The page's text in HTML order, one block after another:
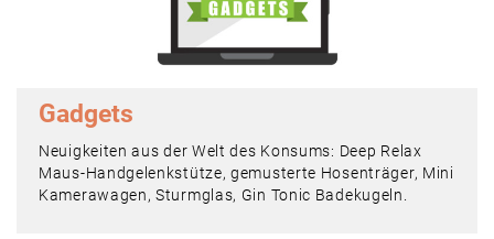
Gadgets
Neuigkeiten aus der Welt des Konsums: Deep Relax
Maus-Handgelenkstütze, gemusterte Hosenträger, Mini
Kamerawagen, Sturmglas, Gin Tonic Badekugeln.